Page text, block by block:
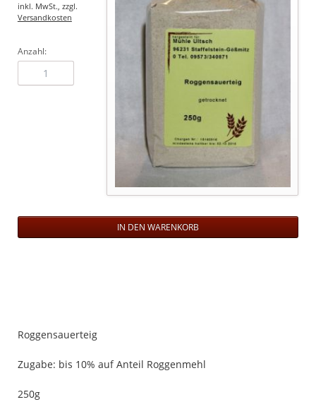
inkl. MwSt., zzgl.
Versandkosten
Anzahl:
Roggensauerteig
Zugabe: bis 10% auf Anteil Roggenmehl
250g